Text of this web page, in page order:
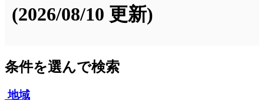
(2026/08/10 更新)
条件を選んで検索
地域